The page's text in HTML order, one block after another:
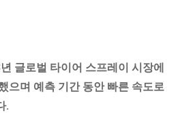
글로벌 타이어 스프레이 시장에
으며 예측 기간 동안 빠른 속도로
.